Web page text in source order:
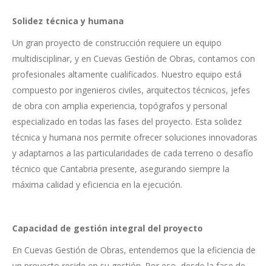
Solidez técnica y humana
Un gran proyecto de construcción requiere un equipo
multidisciplinar, y en Cuevas Gestión de Obras, contamos con
profesionales altamente cualificados. Nuestro equipo está
compuesto por ingenieros civiles, arquitectos técnicos, jefes
de obra con amplia experiencia, topógrafos y personal
especializado en todas las fases del proyecto. Esta solidez
técnica y humana nos permite ofrecer soluciones innovadoras
y adaptarnos a las particularidades de cada terreno o desafío
técnico que Cantabria presente, asegurando siempre la
máxima calidad y eficiencia en la ejecución.
Capacidad de gestión integral del proyecto
En Cuevas Gestión de Obras, entendemos que la eficiencia de